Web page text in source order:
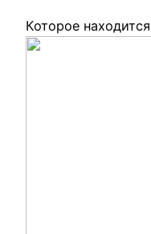
Которое находится